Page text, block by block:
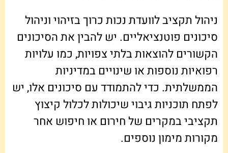
ניהול תקציב לוועדת נכות כרוך בזיהוי וניהול
סיכונים פוטנציאליים. יש להבין את הסיכונים
הקשורים להוצאות בלתי צפויות, כמו עלויות
רפואיות נוספות או שינויים במדיניות
הממשלתית. כדי להתמודד עם סיכונים אלו, יש
לפתח תוכניות גיבוי שיכולות לכלול קיצוץ
תקציבי במקרים של חירום או חיפוש אחר
מקורות מימון נוספים.